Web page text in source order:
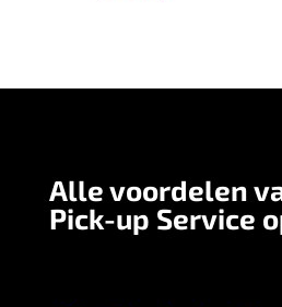
Alle voordelen
Pick-up Service